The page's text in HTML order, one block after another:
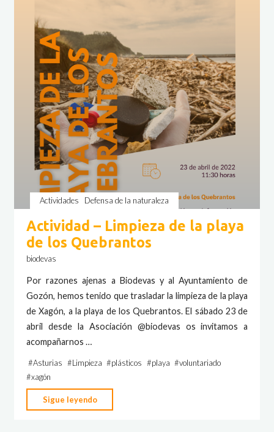
limpieza
playa?"
Actividades Defensa de la naturaleza
Actividad – Limpieza de la playa
de los Quebrantos
biodevas
Por razones ajenas a Biodevas y al Ayuntamiento de
Gozón, hemos tenido que trasladar la limpieza de la playa
de Xagón, a la playa de los Quebrantos. El sábado 23 de
abril desde la Asociación @biodevas os invitamos a
acompañarnos …
#Asturias #Limpieza #plásticos #playa #voluntariado
#xagón
Sigue leyendo